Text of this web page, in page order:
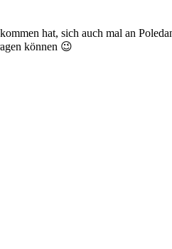
hat, sich auch mal an
können 😉